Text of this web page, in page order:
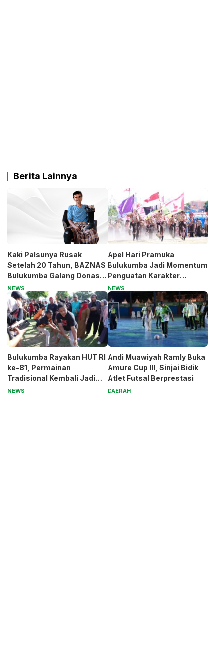
Berita Lainnya
Kaki Palsunya Rusak
Setelah 20 Tahun, BAZNAS
Bulukumba Galang Donasi
untuk Pak Pardi
NEWS
Apel Hari Pramuka
Bulukumba Jadi Momentum
Penguatan Karakter
Generasi Muda
NEWS
Bulukumba Rayakan HUT RI
ke-81, Permainan
Tradisional Kembali Jadi
Magnet
NEWS
Andi Muawiyah Ramly Buka
Amure Cup III, Sinjai Bidik
Atlet Futsal Berprestasi
DAERAH